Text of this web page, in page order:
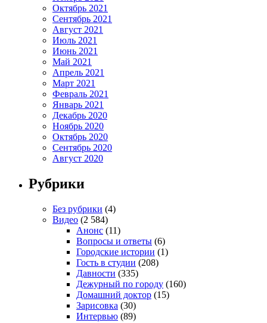
Октябрь 2021
Сентябрь 2021
Август 2021
Июль 2021
Июнь 2021
Май 2021
Апрель 2021
Март 2021
Февраль 2021
Январь 2021
Декабрь 2020
Ноябрь 2020
Октябрь 2020
Сентябрь 2020
Август 2020
Рубрики
Без рубрики (4)
Видео (2 584)
Анонс (11)
Вопросы и ответы (6)
Городские истории (1)
Гость в студии (208)
Давности (335)
Дежурный по городу (160)
Домашний доктор (15)
Зарисовка (30)
Интервью (89)